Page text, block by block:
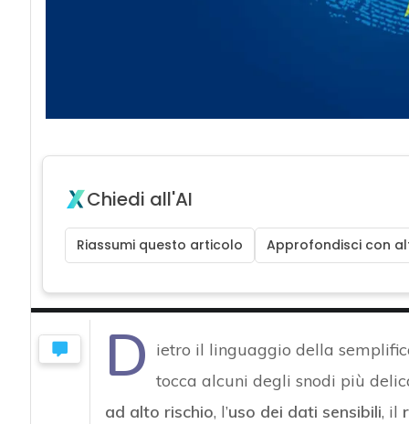
Chiedi all'AI
Riassumi questo articolo Approfondisci con
D ietro il linguaggio della
tocca alcuni degli snodi più
ad alto rischio, l’uso dei dati sensibili, il